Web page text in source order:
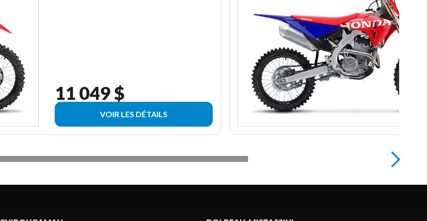
11 049 $
VOIR LES DÉTAILS